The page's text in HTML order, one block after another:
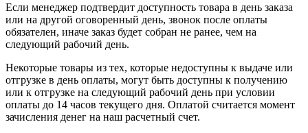
Если менеджер подтвердит доступность товара в день заказа
или на другой оговоренный день, звонок после оплаты
обязателен, иначе заказ будет собран не ранее, чем на
следующий рабочий день.
Некоторые товары из тех, которые недоступны к выдаче или
отгрузке в день оплаты, могут быть доступны к получению
или к отгрузке на следующий рабочий день при условии
оплаты до 14 часов текущего дня. Оплатой считается момент
зачисления денег на наш расчетный счет.